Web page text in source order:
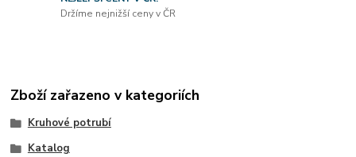
Držíme nejnižší ceny v ČR
Zboží zařazeno v kategoriích
Kruhové potrubí
Katalog